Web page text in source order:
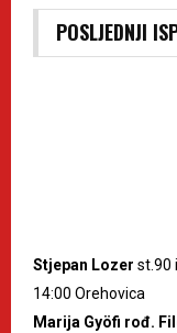
POSLJEDNJI
Stjepan Lozer st.90
14:00 Orehovica
Marija Gyöfi rođ.